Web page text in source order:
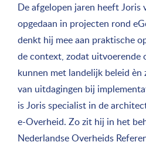
De afgelopen jaren heeft Joris
opgedaan in projecten rond
denkt hij mee aan praktische
de context, zodat uitvoerende
kunnen met landelijk beleid
van uitdagingen bij
is Joris specialist in de
e-Overheid. Zo zit hij in het
Nederlandse Overheids